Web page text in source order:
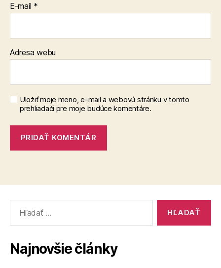
E-mail *
Adresa webu
Uložiť moje meno, e-mail a webovú stránku v tomto
prehliadači pre moje budúce komentáre.
Najnovšie články